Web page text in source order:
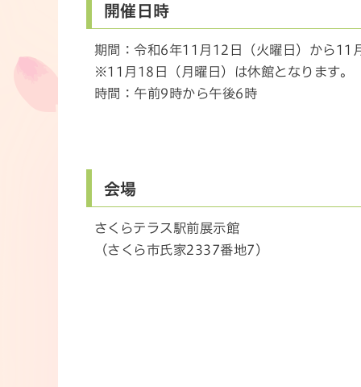
開催日時
期間：令和6年11月12日（火曜日）から11
※11月18日（月曜日）は休館となります。
時間：午前9時から午後6時
会場
さくらテラス駅前展示館
（さくら市氏家2337番地7）